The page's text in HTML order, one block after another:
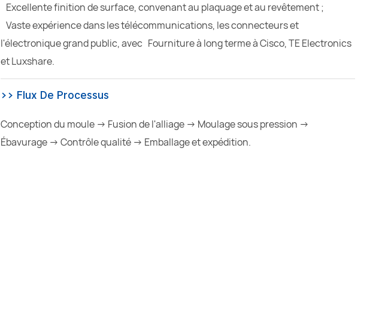
Excellente finition de surface, convenant au plaquage et au revêtement ;
Vaste expérience dans les télécommunications, les connecteurs et
l'électronique grand public, avec Fourniture à long terme à Cisco, TE Electronics
et Luxshare.
>> Flux De Processus
Conception du moule → Fusion de l'alliage → Moulage sous pression →
Ébavurage → Contrôle qualité → Emballage et expédition.